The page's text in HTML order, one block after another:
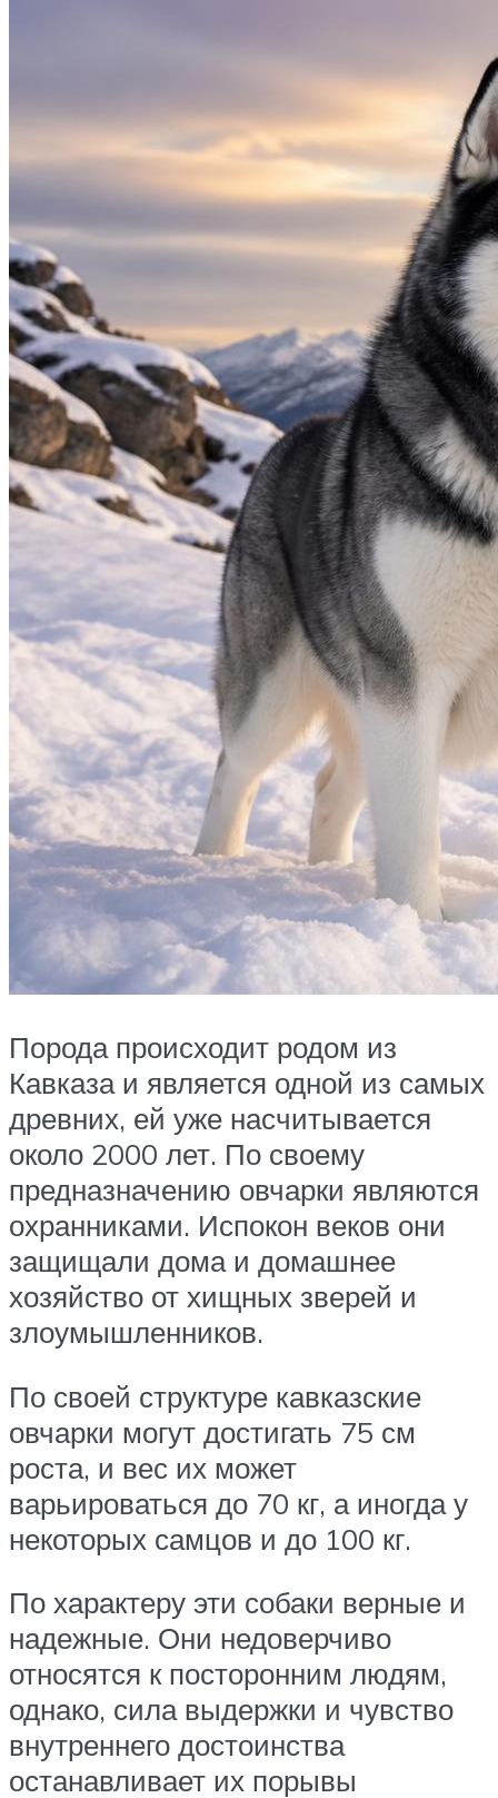
Порода происходит родом из
Кавказа и является одной из самых
древних, ей уже насчитывается
около 2000 лет. По своему
предназначению овчарки являются
охранниками. Испокон веков они
защищали дома и домашнее
хозяйство от хищных зверей и
злоумышленников.
По своей структуре кавказские
овчарки могут достигать 75 см
роста, и вес их может
варьироваться до 70 кг, а иногда у
некоторых самцов и до 100 кг.
По характеру эти собаки верные и
надежные. Они недоверчиво
относятся к посторонним людям,
однако, сила выдержки и чувство
внутреннего достоинства
останавливает их порывы